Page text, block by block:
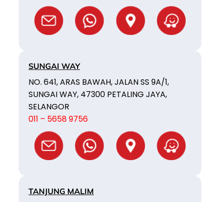
SUNGAI WAY
NO. 641, ARAS BAWAH, JALAN SS 9A/1,
SUNGAI WAY, 47300 PETALING JAYA,
SELANGOR
011 – 5658 9756
TANJUNG MALIM